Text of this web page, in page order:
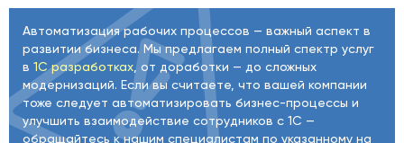
Автоматизация рабочих процессов — важный аспект в
развитии бизнеса. Мы предлагаем полный спектр услуг
в 1С разработках, от доработки — до сложных
модернизаций. Если вы считаете, что вашей компании
тоже следует автоматизировать бизнес-процессы и
улучшить взаимодействие сотрудников с 1С —
обращайтесь к нашим специалистам по указанному на